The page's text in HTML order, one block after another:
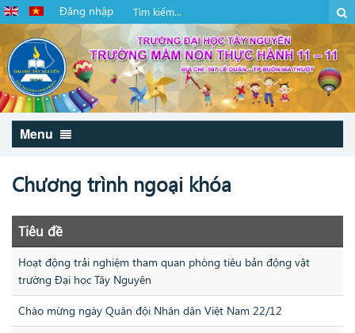
Đăng nhập
Menu
Chương trình ngoại khóa
Tiêu đề
Hoạt động trải nghiệm tham quan phòng tiêu bản động vật
trường Đại học Tây Nguyên
Chào mừng ngày Quân đội Nhân dân Việt Nam 22/12